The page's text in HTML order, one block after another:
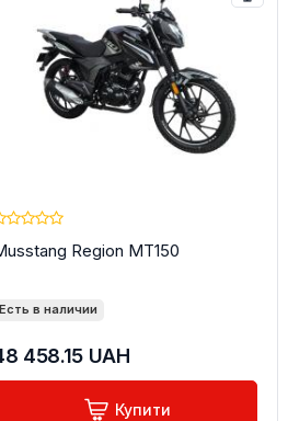
Region MT150
Есть в наличии
458.15UAH
Купити